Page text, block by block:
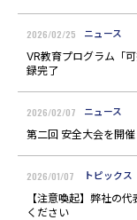
2026/02/25 ニュース
VR教育プログラム「
録完了
2026/02/07 ニュース
第二回 安全大会を開
2026/01/07 トピックス
【注意喚起】弊社の
ください